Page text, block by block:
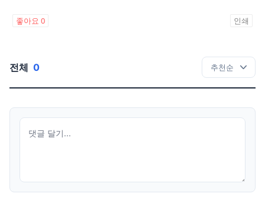
좋아요 0 인쇄
전체 0